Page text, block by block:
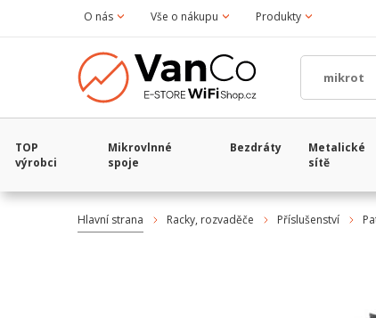
O nás Vše o nákupu Produkty
TOP
výrobci
Mikrovlnné
spoje
Bezdráty
Metalické
sítě
Hlavní strana Racky, rozvaděče Příslušenství